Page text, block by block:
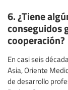
6. ¿Tiene
conseguidos
cooperación?
En casi seis
Asia, Oriente
de desarrollo